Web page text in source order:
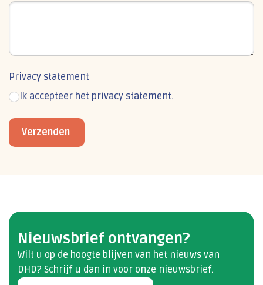
Nieuwsbrief ontvangen?
Wilt u op de hoogte blijven van het nieuws van
DHD? Schrijf u dan​ in voor onze nieuwsbrief.
Privacy statement
Ik accepteer het privacy statement.
Verzenden